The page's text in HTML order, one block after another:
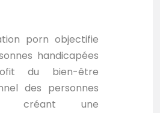
porn objectifie
handicapées
du bien-être
des personnes
créant une